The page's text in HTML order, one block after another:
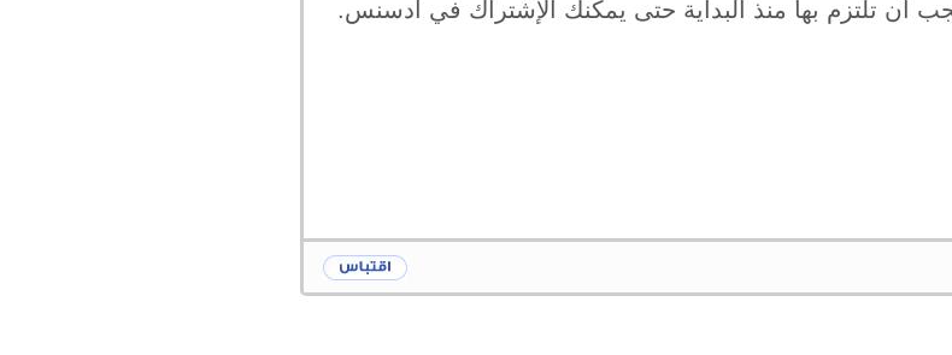
أن تلتزم بها منذ البداية حتى يمكنك الإشتراك في أدسنس.